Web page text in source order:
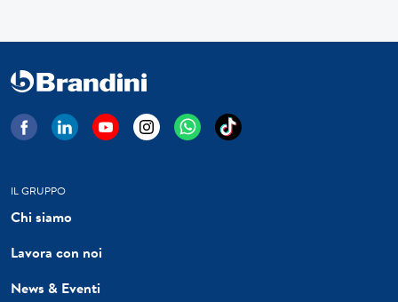
IL GRUPPO
Chi siamo
Lavora con noi
News & Eventi